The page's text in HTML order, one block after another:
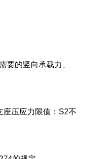
要的竖向承载力、
座压应力限值：S2不